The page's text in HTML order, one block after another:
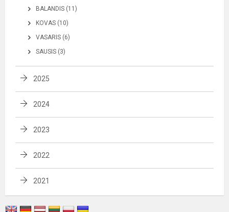
BALANDIS (11)
KOVAS (10)
VASARIS (6)
SAUSIS (3)
2025
2024
2023
2022
2021